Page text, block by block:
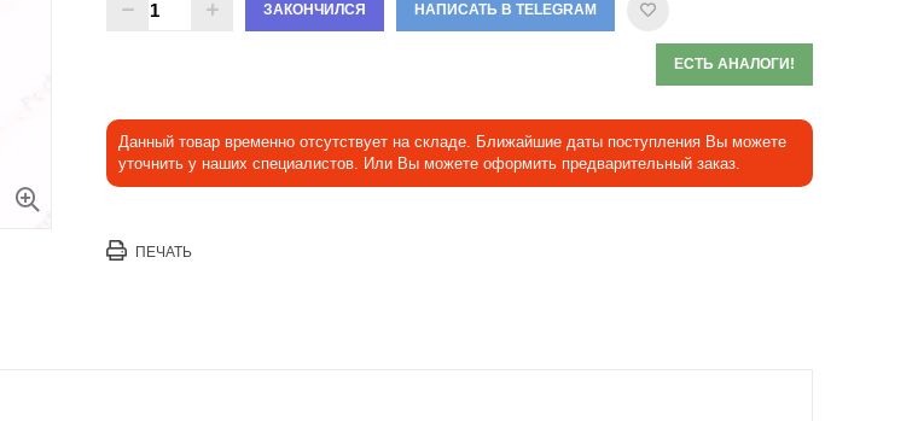
ЗАКОНЧИЛСЯ НАПИСАТЬ В TELEGRAM
ЕСТЬ АНАЛОГИ!
Данный товар временно отсутствует на складе. Ближайшие даты поступления Вы можете
уточнить у наших специалистов. Или Вы можете оформить предварительный заказ.
ПЕЧАТЬ